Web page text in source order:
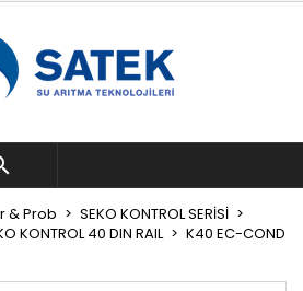
& Prob
SEKO KONTROL SERİSİ
KONTROL 40 DIN RAIL
K40 EC-COND